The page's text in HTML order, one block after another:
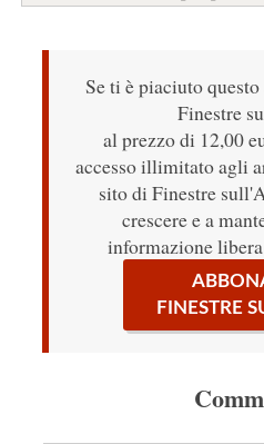
Se ti è piaciuto
Finestre
al prezzo di 12,00
accesso illimitato agli
sito di Finestre
crescere e a
informazione
FINESTRE